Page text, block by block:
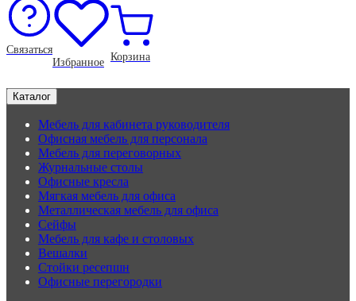
Связаться
Избранное Корзина
Каталог
Мебель для кабинета руководителя
Офисная мебель для персонала
Мебель для переговорных
Журнальные столы
Офисные кресла
Мягкая мебель для офиса
Металлическая мебель для офиса
Сейфы
Мебель для кафе и столовых
Вешалки
Стойки ресепшн
Офисные перегородки